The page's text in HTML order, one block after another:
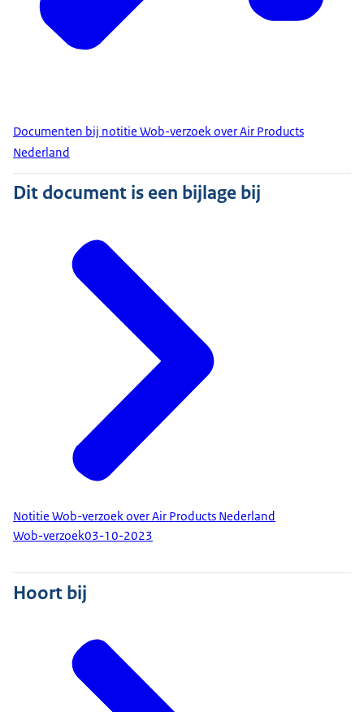
Documenten bij notitie Wob-verzoek over Air Products
Nederland
Dit document is een bijlage bij
Notitie Wob-verzoek over Air Products Nederland
Wob-verzoek03-10-2023
Hoort bij